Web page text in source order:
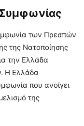
Συμφωνίας
των Πρεσπών
της Νατοποίησης
την Ελλάδα
Η Ελλάδα
που ανοίγει
της